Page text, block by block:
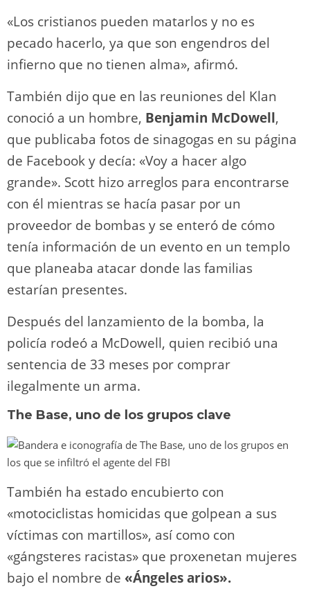
«Los cristianos pueden matarlos y no es
pecado hacerlo, ya que son engendros del
infierno que no tienen alma», afirmó.
También dijo que en las reuniones del Klan
conoció a un hombre, Benjamin McDowell,
que publicaba fotos de sinagogas en su página
de Facebook y decía: «Voy a hacer algo
grande». Scott hizo arreglos para encontrarse
con él mientras se hacía pasar por un
proveedor de bombas y se enteró de cómo
tenía información de un evento en un templo
que planeaba atacar donde las familias
estarían presentes.
Después del lanzamiento de la bomba, la
policía rodeó a McDowell, quien recibió una
sentencia de 33 meses por comprar
ilegalmente un arma.
The Base, uno de los grupos clave
También ha estado encubierto con
«motociclistas homicidas que golpean a sus
víctimas con martillos», así como con
«gángsteres racistas» que proxenetan mujeres
bajo el nombre de «Ángeles arios».